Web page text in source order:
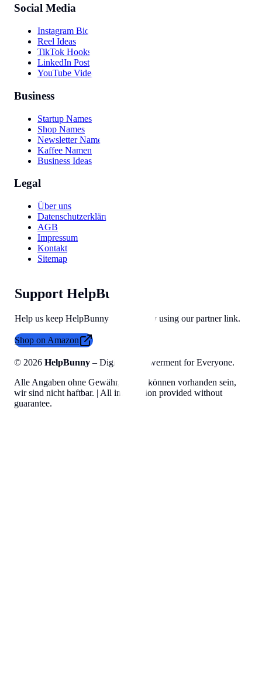
Social Media
Instagram Bio
Reel Ideas
TikTok Hooks
LinkedIn Post
YouTube Video
Business
Startup Names
Shop Names
Newsletter Names
Kaffee Namen
Business Ideas
Legal
Über uns
Datenschutzerklärung
AGB
Impressum
Kontakt
Sitemap
Support HelpBunny
Help us keep HelpBunny tools free by using our partner link.
Shop on Amazon
© 2026 HelpBunny – Digital Empowerment for Everyone.
Alle Angaben ohne Gewähr, Fehler können vorhanden sein,
wir sind nicht haftbar. | All information provided without
guarantee.